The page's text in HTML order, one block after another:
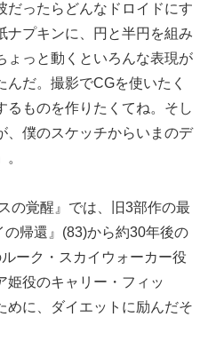
だったらどんなドロイドにす
ナプキンに、円と半円を組み
ょっと動くといろんな表現が
だ。撮影でCGを使いたく
るものを作りたくてね。そし
、僕のスケッチからいまのデ
の覚醒』では、旧3部作の最
帰還』(83)から約30年後の
ーク・スカイウォーカー役
姫役のキャリー・フィッ
めに、ダイエットに励んだそ